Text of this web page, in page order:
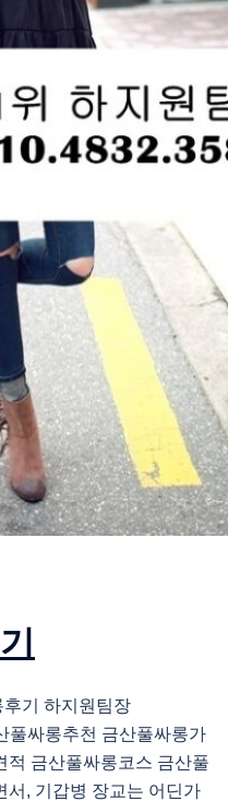
기 하지원팀장
풀싸롱추천 금산풀싸롱가
적 금산풀싸롱코스 금산풀
서, 기갑병 장교는 어딘가